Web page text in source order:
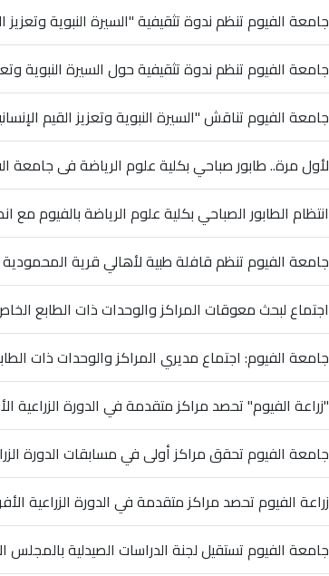
جامعة الفيوم تنظم ندوة تثقيفية "السيرة النبوية وتعزيز
جامعة الفيوم تنظم ندوة تثقيفية حول السيرة النبوية
جامعة الفيوم تناقش "السيرة النبوية وتعزيز القيم
لأول مرة.. طابور صباحي بكلية علوم الرياضة فى جامعة
انتظام الطابور الصباحي بكلية علوم الرياضة بالفيوم مع
جامعة الفيوم تنظم قافلة طبية لأهالي قرية المحمودية
اجتماع لبحث معوقات المراكز والوحدات ذات الطابع
جامعة الفيوم: اجتماع مديري المراكز والوحدات ذات
"زراعة الفيوم" تحصد مراكز متقدمة في الدورة الزراعية
جامعة الفيوم تحقق مراكز أولى في مسابقات الدورة
زراعة الفيوم تحصد مراكز متقدمة في الدورة الزراعية
جامعة الفيوم تستقيل لجنة الدراسات الصيدلية بالمجلس